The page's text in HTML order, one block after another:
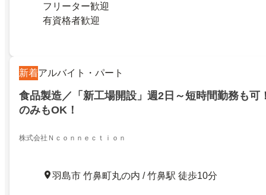
フリーター歓迎
有資格者歓迎
新着アルバイト・パート
食品製造／「新工場開設」週2日～短時間勤務も可
のみもOK！
株式会社Ｎｃｏｎｎｅｃｔｉｏｎ
羽島市 竹鼻町丸の内 / 竹鼻駅 徒歩10分